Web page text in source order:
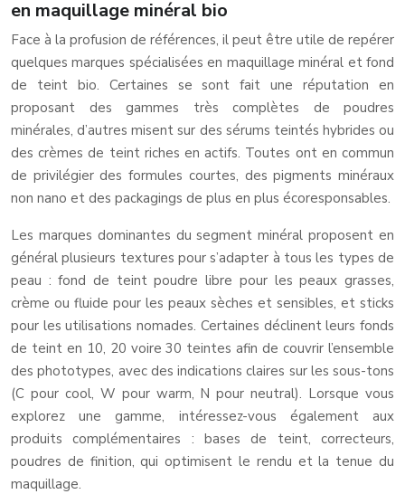
en maquillage minéral bio
Face à la profusion de références, il peut être utile de repérer
quelques marques spécialisées en maquillage minéral et fond
de teint bio. Certaines se sont fait une réputation en
proposant des gammes très complètes de poudres
minérales, d’autres misent sur des sérums teintés hybrides ou
des crèmes de teint riches en actifs. Toutes ont en commun
de privilégier des formules courtes, des pigments minéraux
non nano et des packagings de plus en plus écoresponsables.
Les marques dominantes du segment minéral proposent en
général plusieurs textures pour s’adapter à tous les types de
peau : fond de teint poudre libre pour les peaux grasses,
crème ou fluide pour les peaux sèches et sensibles, et sticks
pour les utilisations nomades. Certaines déclinent leurs fonds
de teint en 10, 20 voire 30 teintes afin de couvrir l’ensemble
des phototypes, avec des indications claires sur les sous-tons
(C pour cool, W pour warm, N pour neutral). Lorsque vous
explorez une gamme, intéressez-vous également aux
produits complémentaires : bases de teint, correcteurs,
poudres de finition, qui optimisent le rendu et la tenue du
maquillage.